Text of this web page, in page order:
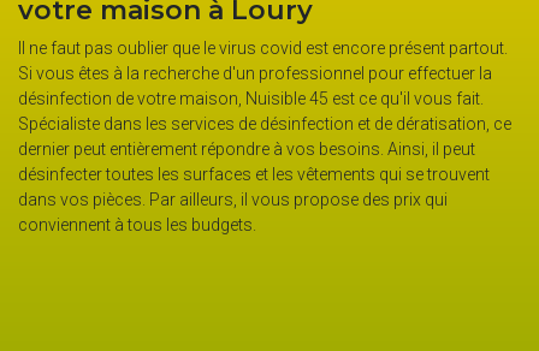
maison à Loury
ne faut pas oublier que le virus covid est encore présent partout.
vous êtes à la recherche d'un professionnel pour effectuer la
de votre maison, Nuisible 45 est ce qu'il vous fait.
dans les services de désinfection et de dératisation, ce
peut entièrement répondre à vos besoins. Ainsi, il peut
toutes les surfaces et les vêtements qui se trouvent
vos pièces. Par ailleurs, il vous propose des prix qui
à tous les budgets.
La
de